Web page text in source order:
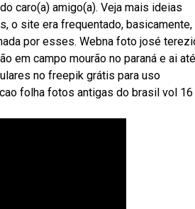
caro(a) amigo(a). Veja mais ideias
o site era frequentado, basicamente,
por esses. Webna foto josé
em campo mourão no paraná e ai até
no freepik grátis para uso
folha fotos antigas do brasil vol 16